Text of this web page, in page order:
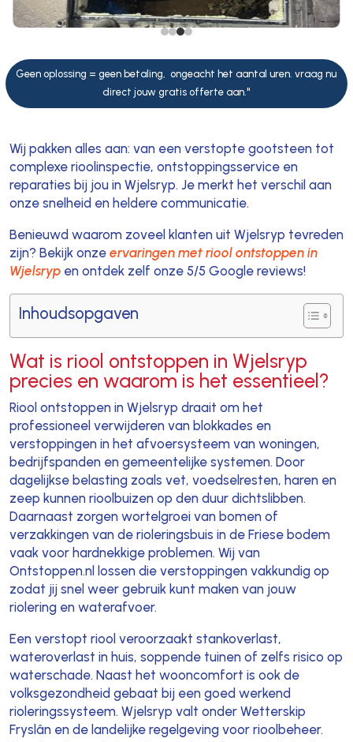
Geen oplossing = geen betaling, ongeacht het aantal uren. vraag nu
direct jouw gratis offerte aan."
Wij pakken alles aan: van een verstopte gootsteen tot
complexe rioolinspectie, ontstoppingsservice en
reparaties bij jou in Wjelsryp. Je merkt het verschil aan
onze snelheid en heldere communicatie.
Benieuwd waarom zoveel klanten uit Wjelsryp tevreden
zijn? Bekijk onze ervaringen met riool ontstoppen in
Wjelsrypen ontdek zelf onze 5/5 Google reviews!
Inhoudsopgaven
Wat is riool ontstoppen in Wjelsryp
precies en waarom is het essentieel?
Riool ontstoppen in Wjelsryp draait om het
professioneel verwijderen van blokkades en
verstoppingen in het afvoersysteem van woningen,
bedrijfspanden en gemeentelijke systemen. Door
dagelijkse belasting zoals vet, voedselresten, haren en
zeep kunnen rioolbuizen op den duur dichtslibben.
Daarnaast zorgen wortelgroei van bomen of
verzakkingen van de rioleringsbuis in de Friese bodem
vaak voor hardnekkige problemen. Wij van
Ontstoppen.nl lossen die verstoppingen vakkundig op
zodat jij snel weer gebruik kunt maken van jouw
riolering en waterafvoer.
Een verstopt riool veroorzaakt stankoverlast,
wateroverlast in huis, soppende tuinen of zelfs risico op
waterschade. Naast het wooncomfort is ook de
volksgezondheid gebaat bij een goed werkend
rioleringssysteem. Wjelsryp valt onder Wetterskip
Fryslân en de landelijke regelgeving voor rioolbeheer.